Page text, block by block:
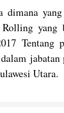
dimana
yang
Tentang
Utara.